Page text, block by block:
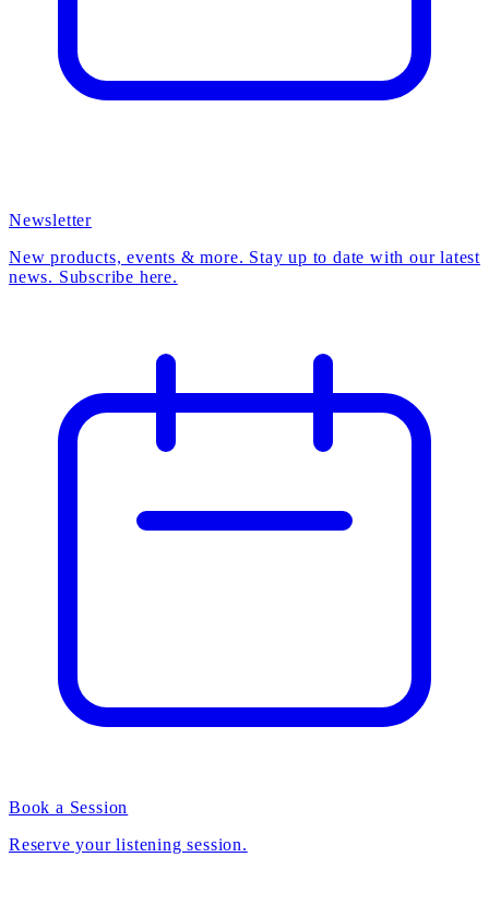
Newsletter
New products, events & more. Stay up to date with our latest
news. Subscribe here.
Book a Session
Reserve your listening session.